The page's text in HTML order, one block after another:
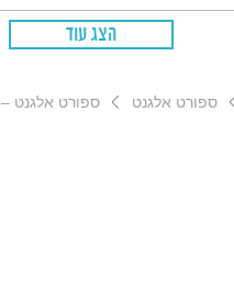
הצג עוד
ספורט אלגנט ספורט אלגנט – 3.4.19